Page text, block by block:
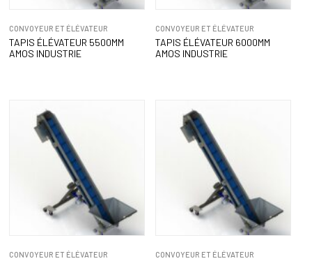
CONVOYEUR ET ÉLÉVATEUR
TAPIS ÉLÉVATEUR 5500MM
AMOS INDUSTRIE
CONVOYEUR ET ÉLÉVATEUR
TAPIS ÉLÉVATEUR 6000MM
AMOS INDUSTRIE
CONVOYEUR ET ÉLÉVATEUR CONVOYEUR ET ÉLÉVATEUR